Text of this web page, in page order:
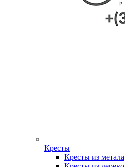
Кресты
Кресты из метала